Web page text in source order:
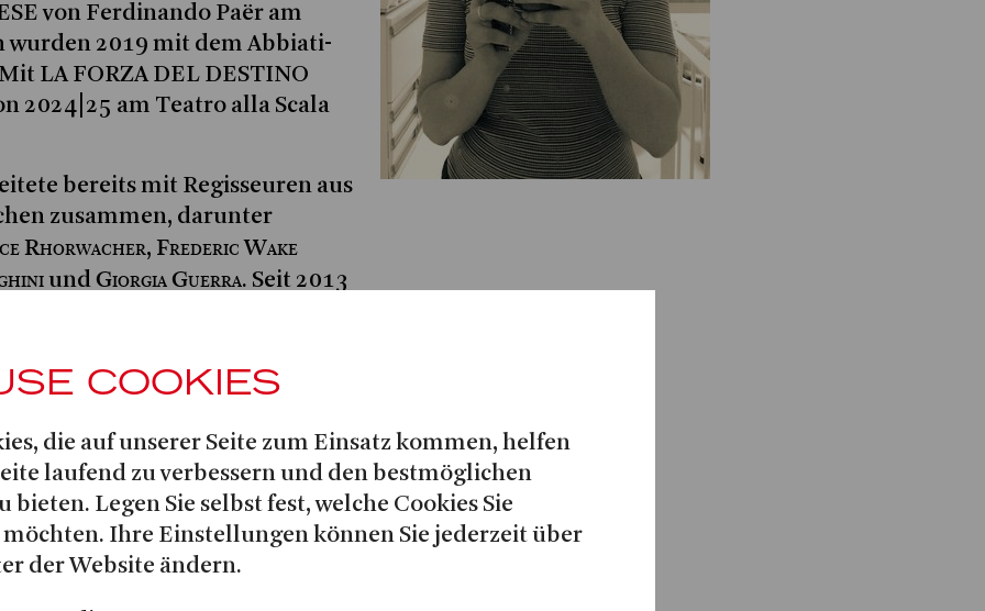
von Ferdinando Paër am
wurden 2019 mit dem Abbiati-
LA FORZA DEL DESTINO
2024|25 am Teatro alla Scala
bereits mit Regisseuren aus
zusammen, darunter
Rhorwacher, Frederic Wake
undGiorgia Guerra. Seit 2013
Francisco tätig.
zur Sprache der Oper,
fertigt Illustrationen an und
an der Realisierung
mit. Seit 2021 entwirft sie
Ausstellungen wie
COOKIES
die auf unserer Seite zum Einsatz kommen, helfen
laufend zu verbessern und den bestmöglichen
bieten. Legen Sie selbst fest, welche Cookies Sie
möchten. Ihre Einstellungen können Sie jederzeit über
der Website ändern.